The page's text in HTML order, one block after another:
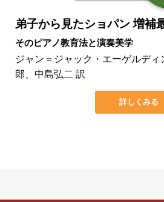
弟子から見たショパン 増補
そのピアノ教育法と演奏美学
ジャン＝ジャック・エーゲルデ
郎、中島弘二 訳
詳しくみる